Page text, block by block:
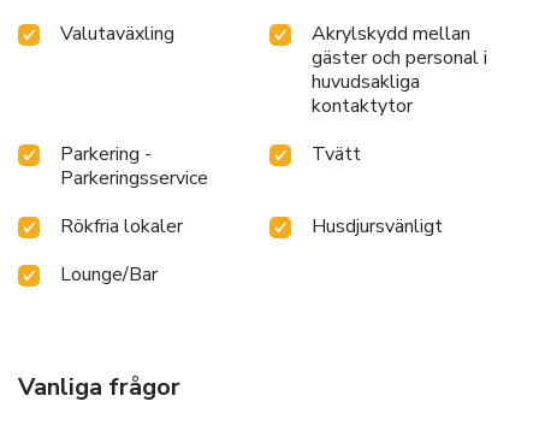
Valutaväxling
Akrylskydd mellan
gäster och personal i
huvudsakliga
kontaktytor
Parkering -
Parkeringsservice
Tvätt
Rökfria lokaler
Husdjursvänligt
Lounge/Bar
Vanliga frågor